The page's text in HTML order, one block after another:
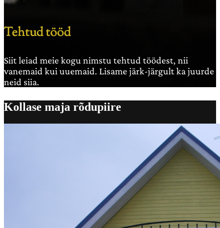
Tehtud tööd
Siit leiad meie kogu nimstu tehtud töödest, nii
vanemaid kui uuemaid. Lisame järk-järgult ka juurde
neid siia.
Kollase maja rõdupiire